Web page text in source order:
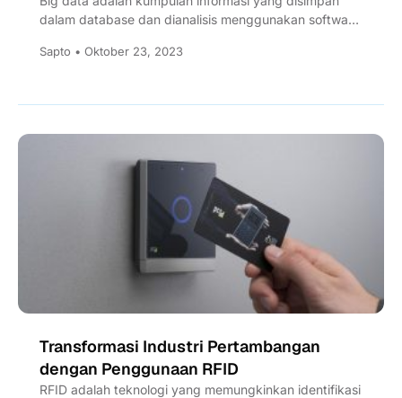
dalam database dan dianalisis menggunakan software
Sapto • Oktober 23, 2023
Transformasi Industri Pertambangan
dengan Penggunaan RFID
RFID adalah teknologi yang memungkinkan identifikasi